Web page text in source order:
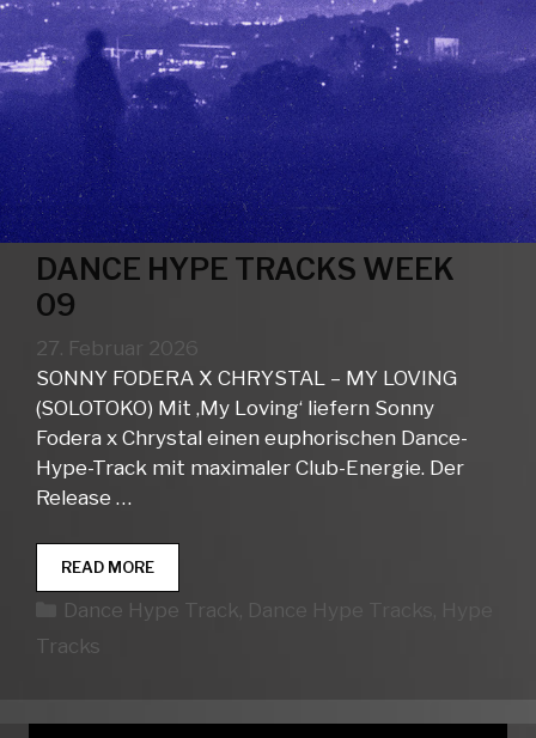
DANCE HYPE TRACKS WEEK
09
27. Februar 2026
SONNY FODERA X CHRYSTAL – MY LOVING
(SOLOTOKO) Mit ‚My Loving‘ liefern Sonny
Fodera x Chrystal einen euphorischen Dance-
Hype-Track mit maximaler Club-Energie. Der
Release …
READ MOREDANCE
HYPE
TRACKS
Kategorien
Dance Hype Track, Dance Hype Tracks
Tracks